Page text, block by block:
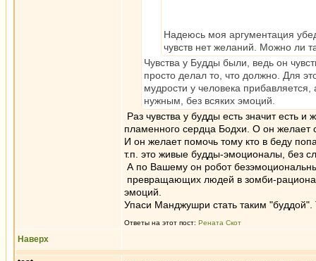
Надеюсь моя аргументация
чувств нет желаний. Можно ли
Чувства у Будды были, ведь он
просто делал то, что должно. Для
мудрости у человека
нужным, без всяких эмоций.
Раз чувства у будды есть значит есть
пламенного сердца Бодхи. О он желает
И он желает помочь тому кто в беду
т.п. это живые будды-эмоционалы, без
А по Вашему он робот
превращающих людей в зомби-
эмоций.
Упаси Манджушри стать таким
Ответы на этот пост: Рената Скот
Наверх